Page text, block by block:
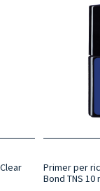
senza
Primer per
Bond TNS 10